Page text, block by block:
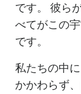
です。 彼ら
べてがこの
です。
私たちの中
かかわらず